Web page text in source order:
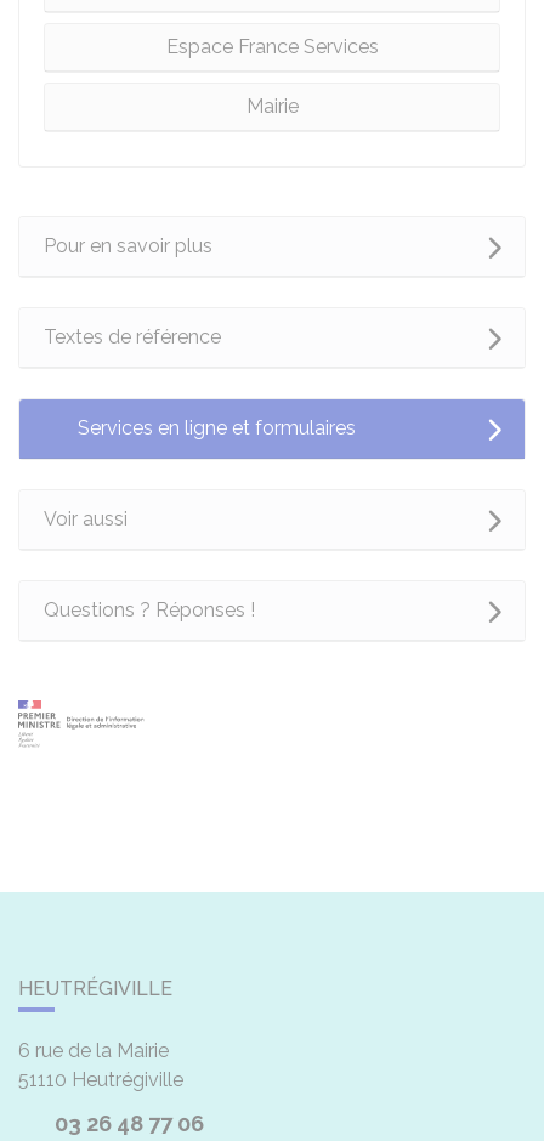
Espace France Services
Mairie
Pour en savoir plus
Textes de référence
Services en ligne et formulaires
Voir aussi
Questions ? Réponses !
HEUTRÉGIVILLE
6 rue de la Mairie
51110 Heutrégiville
03 26 48 77 06